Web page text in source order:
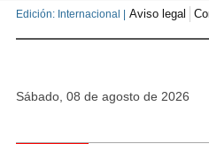
Edición: Internacional | Aviso legal
sábado, 08 de agosto de 2026